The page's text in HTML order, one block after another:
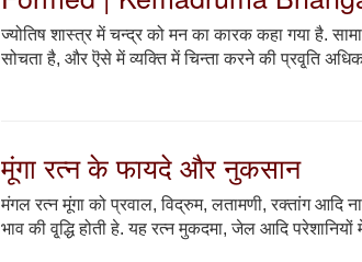
ज्योतिष शास्त्र में चन्द्र को मन का कारक कहा गया है.
सोचता है, और ऎसे में व्यक्ति में चिन्ता करने की प्रवृ्ति
मूंगा रत्न के फायदे और नुकसान
मंगल रत्न मूंगा को प्रवाल, विद्रुम, लतामणी, रक्तांग आदि
भाव की वृ्द्धि होती हे. यह रत्न मुकदमा, जेल आदि